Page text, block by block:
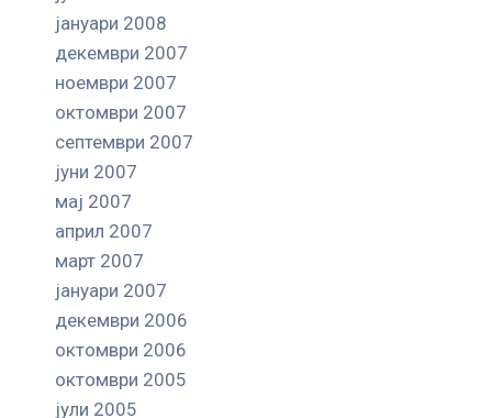
јануари 2008
декември 2007
ноември 2007
октомври 2007
септември 2007
јуни 2007
мај 2007
април 2007
март 2007
јануари 2007
декември 2006
октомври 2006
октомври 2005
јули 2005